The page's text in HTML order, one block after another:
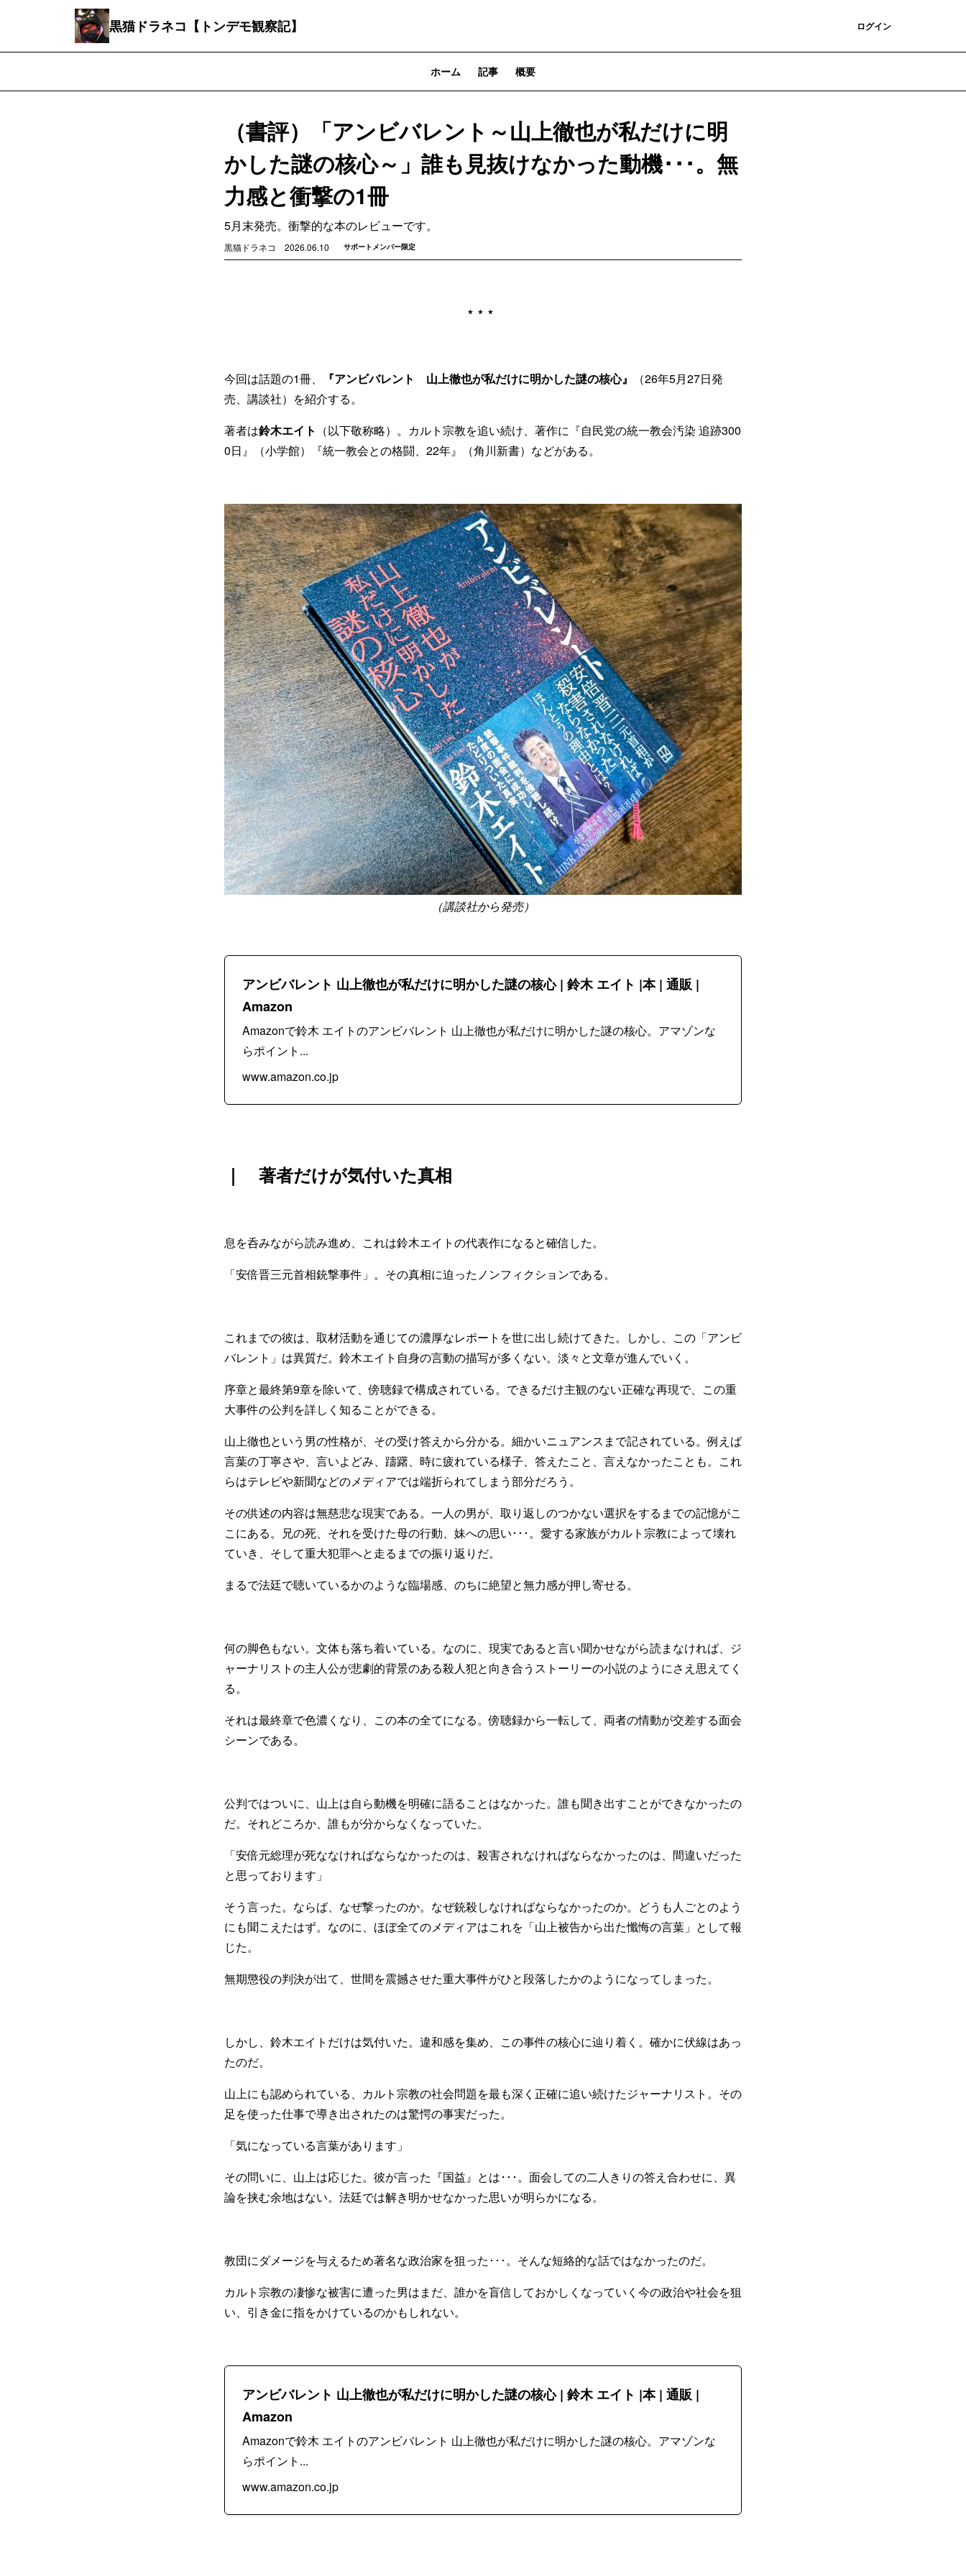
黒猫ドラネコ【トンデモ観察記】 ログイン
ホーム 記事 概要
（書評）「アンビバレント～山上徹也が私だけに明
かした謎の核心～」誰も見抜けなかった動機･･･。無
力感と衝撃の1冊
5月末発売。衝撃的な本のレビューです。
黒猫ドラネコ 2026.06.10 サポートメンバー限定
***
今回は話題の1冊、 『アンビバレント 山上徹也が私だけに明かした謎の核心』
（26年5月27日発
売、講談社）を紹介する。
著者は鈴木エイト （以下敬称略）。カルト宗教を追い続け、著作に『自民党の統一教会汚染 追跡300
0日』（小学館）『統一教会との格闘、22年』（角川新書）などがある。
（講談社から発売）
アンビバレント 山上徹也が私だけに明かした謎の核心 | 鈴木 エイト |本 | 通販 |
Amazon
Amazonで鈴木 エイトのアンビバレント 山上徹也が私だけに明かした謎の核心。アマゾンな
らポイント...
www.amazon.co.jp
｜ 著者だけが気付いた真相
息を呑みながら読み進め、これは鈴木エイトの代表作になると確信した。
「安倍晋三元首相銃撃事件」。その真相に迫ったノンフィクションである。
これまでの彼は、取材活動を通じての濃厚なレポートを世に出し続けてきた。しかし、この「アンビ
バレント」は異質だ。鈴木エイト自身の言動の描写が多くない。淡々と文章が進んでいく。
序章と最終第9章を除いて、傍聴録で構成されている。できるだけ主観のない正確な再現で、この重
大事件の公判を詳しく知ることができる。
山上徹也という男の性格が、その受け答えから分かる。細かいニュアンスまで記されている。例えば
言葉の丁寧さや、言いよどみ、躊躇、時に疲れている様子、答えたこと、言えなかったことも。これ
らはテレビや新聞などのメディアでは端折られてしまう部分だろう。
その供述の内容は無慈悲な現実である。一人の男が、取り返しのつかない選択をするまでの記憶がこ
こにある。兄の死、それを受けた母の行動、妹への思い･･･。愛する家族がカルト宗教によって壊れ
ていき、そして重大犯罪へと走るまでの振り返りだ。
まるで法廷で聴いているかのような臨場感、のちに絶望と無力感が押し寄せる。
何の脚色もない。文体も落ち着いている。なのに、現実であると言い聞かせながら読まなければ、ジ
ャーナリストの主人公が悲劇的背景のある殺人犯と向き合うストーリーの小説のようにさえ思えてく
る。
それは最終章で色濃くなり、この本の全てになる。傍聴録から一転して、両者の情動が交差する面会
シーンである。
公判ではついに、山上は自ら動機を明確に語ることはなかった。誰も聞き出すことができなかったの
だ。それどころか、誰もが分からなくなっていた。
「安倍元総理が死ななければならなかったのは、殺害されなければならなかったのは、間違いだった
と思っております」
そう言った。ならば、なぜ撃ったのか。なぜ銃殺しなければならなかったのか。どうも人ごとのよう
にも聞こえたはず。なのに、ほぼ全てのメディアはこれを「山上被告から出た懺悔の言葉」として報
じた。
無期懲役の判決が出て、世間を震撼させた重大事件がひと段落したかのようになってしまった。
しかし、鈴木エイトだけは気付いた。違和感を集め、この事件の核心に辿り着く。確かに伏線はあっ
たのだ。
山上にも認められている、カルト宗教の社会問題を最も深く正確に追い続けたジャーナリスト。その
足を使った仕事で導き出されたのは驚愕の事実だった。
「気になっている言葉があります」
その問いに、山上は応じた。彼が言った『国益』とは･･･。面会しての二人きりの答え合わせに、異
論を挟む余地はない。法廷では解き明かせなかった思いが明らかになる。
教団にダメージを与えるため著名な政治家を狙った･･･。そんな短絡的な話ではなかったのだ。
カルト宗教の凄惨な被害に遭った男はまだ、誰かを盲信しておかしくなっていく今の政治や社会を狙
い、引き金に指をかけているのかもしれない。
アンビバレント 山上徹也が私だけに明かした謎の核心 | 鈴木 エイト |本 | 通販 |
Amazon
Amazonで鈴木 エイトのアンビバレント 山上徹也が私だけに明かした謎の核心。アマゾンな
らポイント...
www.amazon.co.jp